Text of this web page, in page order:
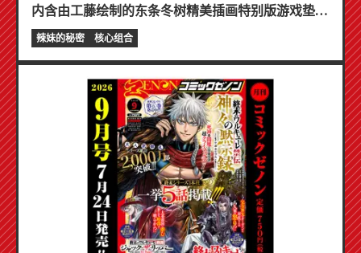
内含由工藤绘制的东条冬树精美插画特别版游戏垫！
《辣妹新娘的秘密》最新第6卷将于10月20日发售！
辣妹的秘密 核心组合